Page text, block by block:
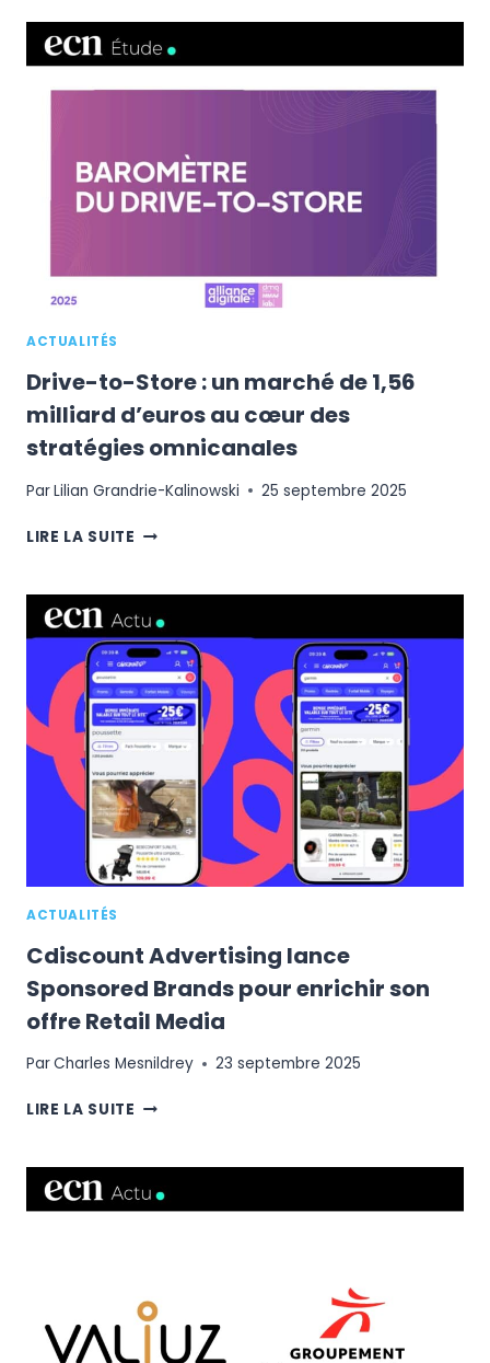
FRANCE
POUR
SA
PREMIÈRE
LES
GALERIES
LAFAYETTE
DÉSACCORD
ACTUALITÉS
Drive-to-Store : un marché de 1,56
milliard d’euros au cœur des
stratégies omnicanales
ParLilian Grandrie-Kalinowski 25 septembre 2025
LIRE LA SUITE DRIVE-
:
UN
MARCHÉ
DE
1,56
MILLIARD
D’EUROS
CŒUR
DES
STRATÉGIES
OMNICANALES
ACTUALITÉS
Cdiscount Advertising lance
Sponsored Brands pour enrichir son
offre Retail Media
ParCharles Mesnildrey 23 septembre 2025
LIRE LA SUITE CDISCOUNT
SPONSORED
BRANDS
POUR
RETAIL
MEDIA